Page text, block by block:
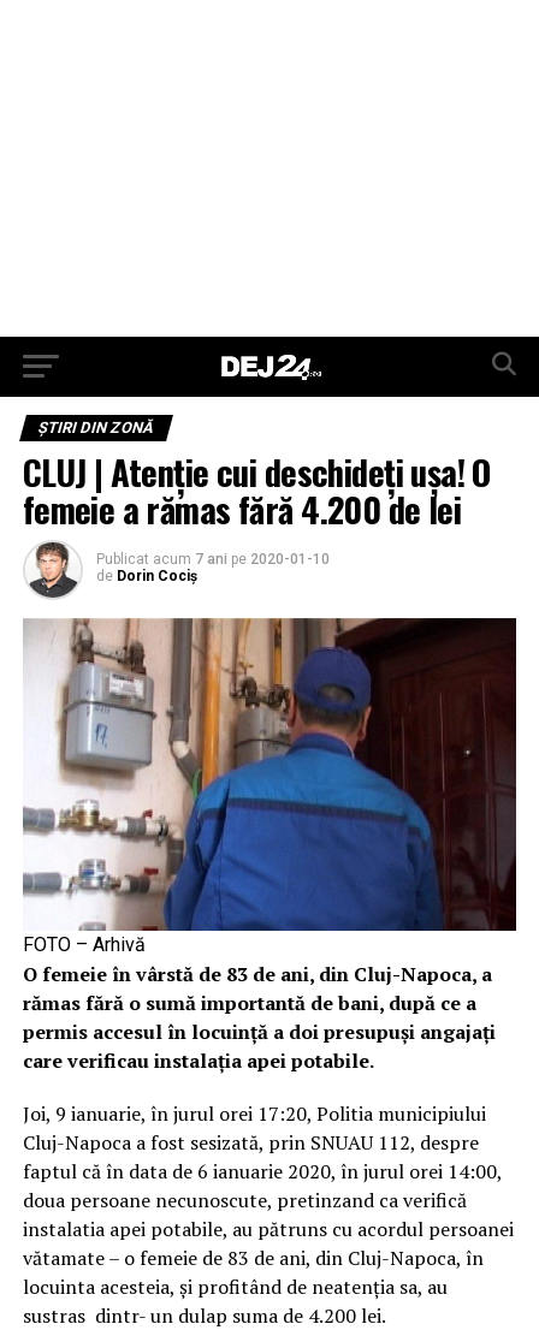
ŞTIRI DIN ZONĂ
CLUJ | Atenție cui deschideți ușa! O
femeie a rămas fără 4.200 de lei
Publicat acum 7 ani pe 2020-01-10
de Dorin Cociș
FOTO – Arhivă
O femeie în vârstă de 83 de ani, din Cluj-Napoca, a
rămas fără o sumă importantă de bani, după ce a
permis accesul în locuință a doi presupuși angajați
care verificau instalația apei potabile.
Joi, 9 ianuarie, în jurul orei 17:20, Politia municipiului
Cluj-Napoca a fost sesizată, prin SNUAU 112, despre
faptul că în data de 6 ianuarie 2020, în jurul orei 14:00,
doua persoane necunoscute, pretinzand ca verifică
instalatia apei potabile, au pătruns cu acordul persoanei
vătamate – o femeie de 83 de ani, din Cluj-Napoca, în
locuinta acesteia, şi profitând de neatenţia sa, au
sustras dintr- un dulap suma de 4.200 lei.